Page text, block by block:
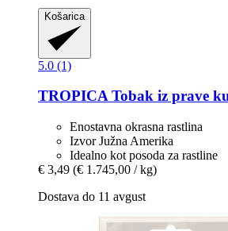
Košarica
5.0 (1)
TROPICATobak iz prave
Enostavna okrasna rastlina
Izvor Južna Amerika
Idealno kot posoda za rastline
€ 3,49 (€ 1.745,00 / kg)
Dostava do 11 avgust